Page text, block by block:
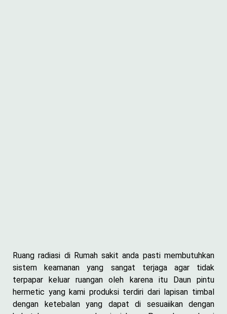
Ruang radiasi di Rumah sakit anda pasti membutuhkan
sistem keamanan yang sangat terjaga agar tidak
terpapar keluar ruangan oleh karena itu Daun pintu
hermetic yang kami produksi terdiri dari lapisan timbal
dengan ketebalan yang dapat di sesuaiikan dengan